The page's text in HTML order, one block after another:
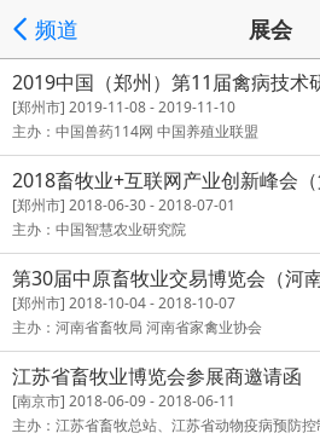
频道 展会
2019中国（郑州）第11届禽病技术
[郑州市] 2019-11-08 - 2019-11-10
主办：中国兽药114网 中国养殖业联盟
2018畜牧业+互联网产业创新峰会（
[郑州市] 2018-06-30 - 2018-07-01
主办：中国智慧农业研究院
第30届中原畜牧业交易博览会（河
[郑州市] 2018-10-04 - 2018-10-07
主办：河南省畜牧局 河南省家禽业协会
江苏省畜牧业博览会参展商邀请函
[南京市] 2018-06-09 - 2018-06-11
主办：江苏省畜牧总站、江苏省动物疫病预防